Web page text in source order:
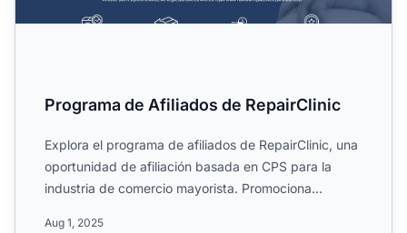
Programa de Afiliados de RepairClinic
Explora el programa de afiliados de RepairClinic, una
oportunidad de afiliación basada en CPS para la
industria de comercio mayorista. Promociona
Aug 1, 2025